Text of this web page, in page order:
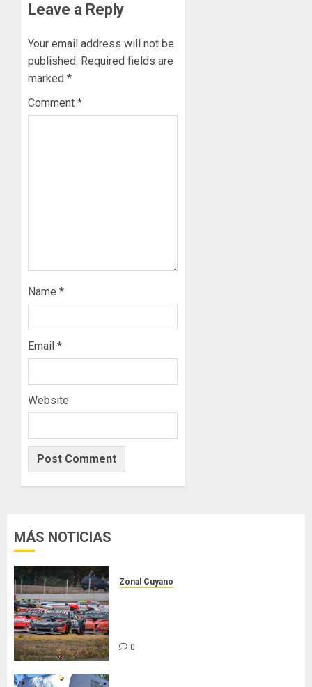
Leave a Reply
Your email address will not be
published. Required fields are
marked *
Comment *
Name *
Email *
Website
MÁS NOTICIAS
Zonal Cuyano
0